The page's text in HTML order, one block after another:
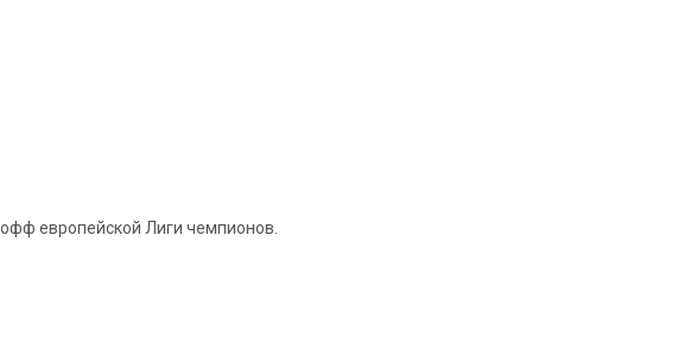
европейской Лиги чемпионов.